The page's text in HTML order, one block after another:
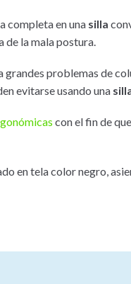
completa en una silla
de la mala postura.
problemas de
evitarse usando una
con el fin de
en tela color negro,